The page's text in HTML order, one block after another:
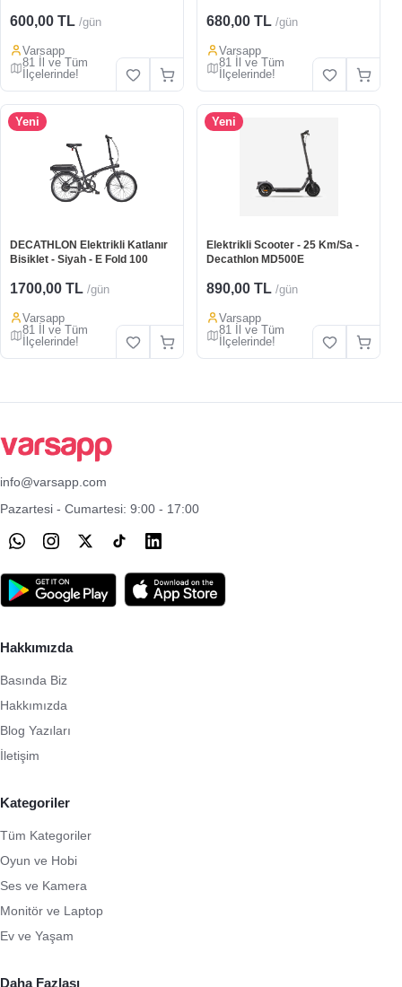
600,00 TL /gün
Varsapp
81 İl ve Tüm
İlçelerinde!
680,00 TL /gün
Varsapp
81 İl ve Tüm
İlçelerinde!
Yeni
DECATHLON Elektrikli Katlanır
Bisiklet - Siyah - E Fold 100
1700,00 TL /gün
Varsapp
81 İl ve Tüm
İlçelerinde!
Yeni
Elektrikli Scooter - 25 Km/Sa -
Decathlon MD500E
890,00 TL /gün
Varsapp
81 İl ve Tüm
İlçelerinde!
info@varsapp.com
Pazartesi - Cumartesi: 9:00 - 17:00
Hakkımızda
Basında Biz
Hakkımızda
Blog Yazıları
İletişim
Kategoriler
Tüm Kategoriler
Oyun ve Hobi
Ses ve Kamera
Monitör ve Laptop
Ev ve Yaşam
Daha Fazlası